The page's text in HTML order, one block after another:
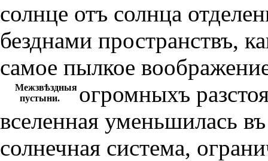
солнце отъ солнца
безднами пространствъ,
самое пылкое
огромныхъ
Межзвѣздныя
пустыни.
вселенная уменьшилась
солнечная система,